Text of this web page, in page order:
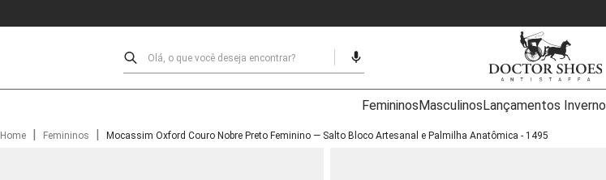
Olá, o que você deseja encontrar?
FemininosMasculinosLançamentos Inverno
Home | Femininos | Mocassim Oxford Couro Nobre Preto Feminino — Salto Bloco Artesanal e Palmilha Anatômica - 1495